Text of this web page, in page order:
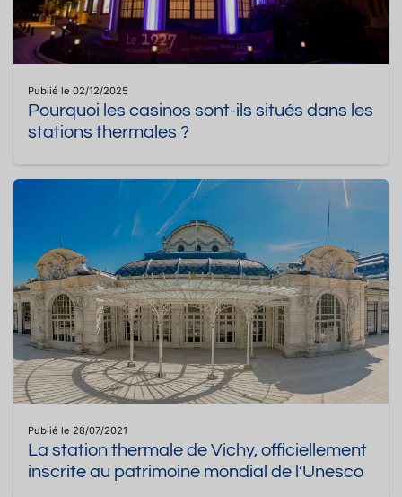
Publié le 02/12/2025
Pourquoi les casinos sont-ils situés dans les
stations thermales ?
Publié le 28/07/2021
La station thermale de Vichy, officiellement
inscrite au patrimoine mondial de l’Unesco